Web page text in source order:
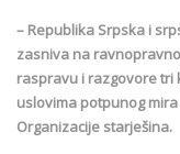
– Republika Srpska i
zasniva na
raspravu i razgovore
uslovima potpunog
Organizacije starješina.